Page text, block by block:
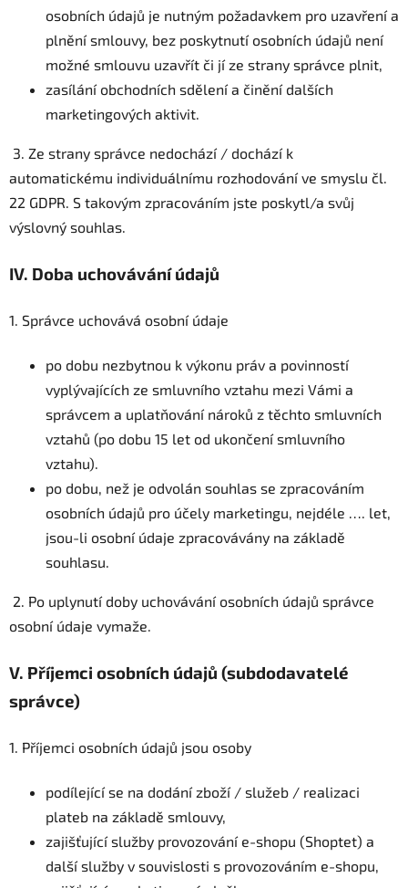
osobních údajů je nutným požadavkem pro uzavření a
plnění smlouvy, bez poskytnutí osobních údajů není
možné smlouvu uzavřít či jí ze strany správce plnit,
zasílání obchodních sdělení a činění dalších
marketingových aktivit.
3. Ze strany správce nedochází / dochází k
automatickému individuálnímu rozhodování ve smyslu čl.
22 GDPR. S takovým zpracováním jste poskytl/a svůj
výslovný souhlas.
IV. Doba uchovávání údajů
1. Správce uchovává osobní údaje
po dobu nezbytnou k výkonu práv a povinností
vyplývajících ze smluvního vztahu mezi Vámi a
správcem a uplatňování nároků z těchto smluvních
vztahů (po dobu 15 let od ukončení smluvního
vztahu).
po dobu, než je odvolán souhlas se zpracováním
osobních údajů pro účely marketingu, nejdéle …. let,
jsou-li osobní údaje zpracovávány na základě
souhlasu.
2. Po uplynutí doby uchovávání osobních údajů správce
osobní údaje vymaže.
V. Příjemci osobních údajů (subdodavatelé
správce)
1. Příjemci osobních údajů jsou osoby
podílející se na dodání zboží / služeb / realizaci
plateb na základě smlouvy,
zajišťující služby provozování e-shopu (Shoptet) a
další služby v souvislosti s provozováním e-shopu,